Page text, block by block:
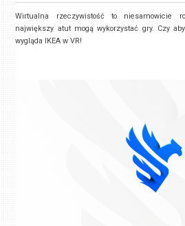
Wirtualna rzeczywistość to niesamowicie
największy atut mogą wykorzystać gry. Czy
wygląda IKEA w VR!